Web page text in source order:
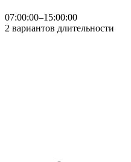
07:00:00–15:00:00
2 вариантов длительности